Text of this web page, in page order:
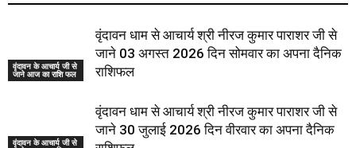
वृंदावन के आचार्य जी से
जाने आज का राशि फल
वृंदावन धाम से आचार्य श्री नीरज कुमार पाराशर जी से
जाने 03 अगस्त 2026 दिन सोमवार का अपना दैनिक
राशिफल
वृंदावन के आचार्य जी से
वृंदावन धाम से आचार्य श्री नीरज कुमार पाराशर जी से
जाने 30 जुलाई 2026 दिन वीरवार का अपना दैनिक